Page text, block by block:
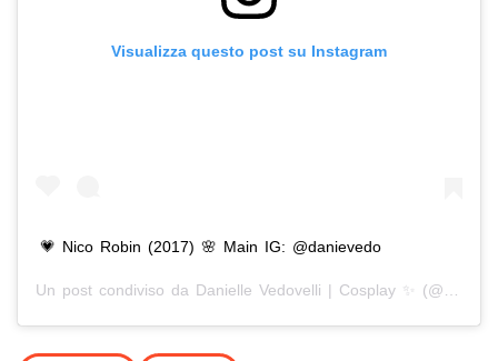
Visualizza questo post su Instagram
💗 Nico Robin (2017) 🌸 Main IG: @danievedo
Un post condiviso da Danielle Vedovelli | Cosplay ✨ (@danievedo_) in data: